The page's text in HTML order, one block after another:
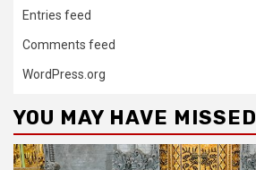
Entries feed
Comments feed
WordPress.org
YOU MAY HAVE MISSED